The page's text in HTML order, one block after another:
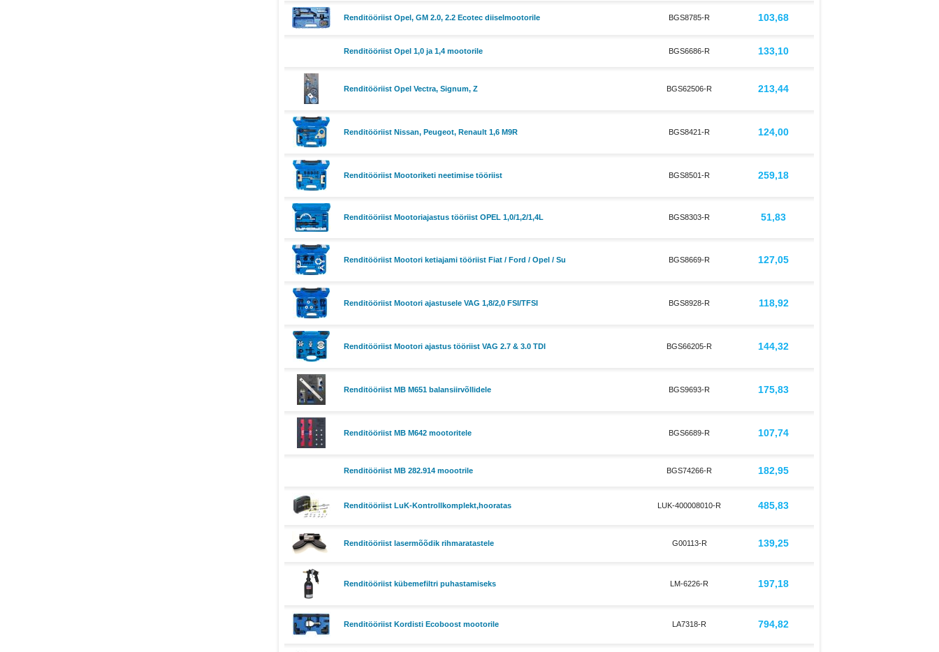
Renditööriist Opel, GM 2.0, 2.2 Ecotec diiselmootorile BGS8785-R 103,68
Renditööriist Opel 1,0 ja 1,4 mootorile BGS6686-R 133,10
Renditööriist Opel Vectra, Signum, Z BGS62506-R 213,44
Renditööriist Nissan, Peugeot, Renault 1,6 M9R BGS8421-R 124,00
Renditööriist Mootoriketi neetimise tööriist BGS8501-R 259,18
Renditööriist Mootoriajastus tööriist OPEL 1,0/1,2/1,4L BGS8303-R 51,83
Renditööriist Mootori ketiajami tööriist Fiat / Ford / Opel / Su BGS8669-R 127,05
Renditööriist Mootori ajastusele VAG 1,8/2,0 FSI/TFSI BGS8928-R 118,92
Renditööriist Mootori ajastus tööriist VAG 2.7 & 3.0 TDI BGS66205-R 144,32
Renditööriist MB M651 balansiirvõllidele BGS9693-R 175,83
Renditööriist MB M642 mootoritele BGS6689-R 107,74
Renditööriist MB 282.914 moootrile BGS74266-R 182,95
Renditööriist LuK-Kontrollkomplekt,hooratas LUK-400008010-R 485,83
Renditööriist lasermõõdik rihmaratastele G00113-R 139,25
Renditööriist kübemefiltri puhastamiseks LM-6226-R 197,18
Renditööriist Kordisti Ecoboost mootorile LA7318-R 794,82